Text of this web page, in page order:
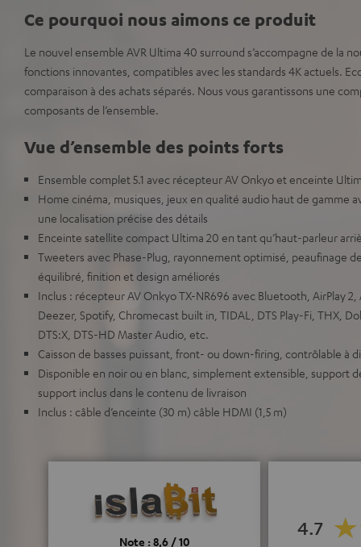
Ce pourquoi nous aimons ce produit
Le nouvel ensemble AVR Ultima 40 surround s’accompagne de la
fonctions innovantes, compatibles avec les standards 4K actuels.
comparaison à des achats séparés. Nous vous garantissons une
composants de l’ensemble.
Vue d’ensemble des points forts
Ensemble complet 5.1 avec récepteur AV Onkyo et enceinte
Home cinéma, musiques, jeux en qualité audio haut de gamme
une localisation précise des détails
Enceinte satellite compact Ultima 20 en tant qu’haut-parleur
Tweeters avec Phase-Plug, rayonnement optimisé, peaufinage
équilibré, finition et design améliorés
Inclus : récepteur AV Onkyo TX-NR696 avec Bluetooth, AirPlay 2,
Deezer, Spotify, Chromecast built in, TIDAL, DTS Play-Fi, THX,
DTS:X, DTS-HD Master Audio, etc.
Caisson de basses puissant, front- ou down-firing, contrôlable à
Disponible en noir ou en blanc, simplement extensible, support
support inclus dans le contenu de livraison
Inclus : câble d’enceinte (30 m) câble HDMI (1,5 m)
Note : 8,6 / 10
4.7